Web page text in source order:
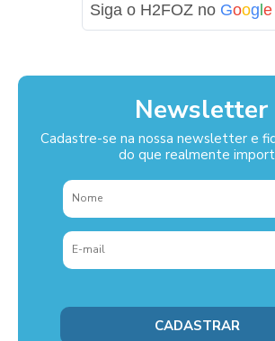
Siga o H2FOZ no Goog e
Newsletter
Cadastre-se na nossa newsletter e
do que realmente